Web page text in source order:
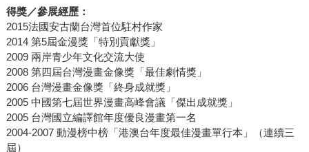
得獎／參展經歷：
2015法國安古蘭台灣首位駐村作家
2014 第5屆金漫獎「特別貢獻獎」
2009 兩岸青少年文化交流大使
2008 第四屆台灣漫畫金像獎「最佳劇情獎」
2006 台灣漫畫金像獎「終身成就獎」
2005 中國第七屆世界漫畫高峰會議「傑出成就獎」
2005 台灣國立編譯館年度優良漫畫第一名
2004-2007 動漫榜中榜「港澳台年度最佳漫畫單行本」（連續三
屆）